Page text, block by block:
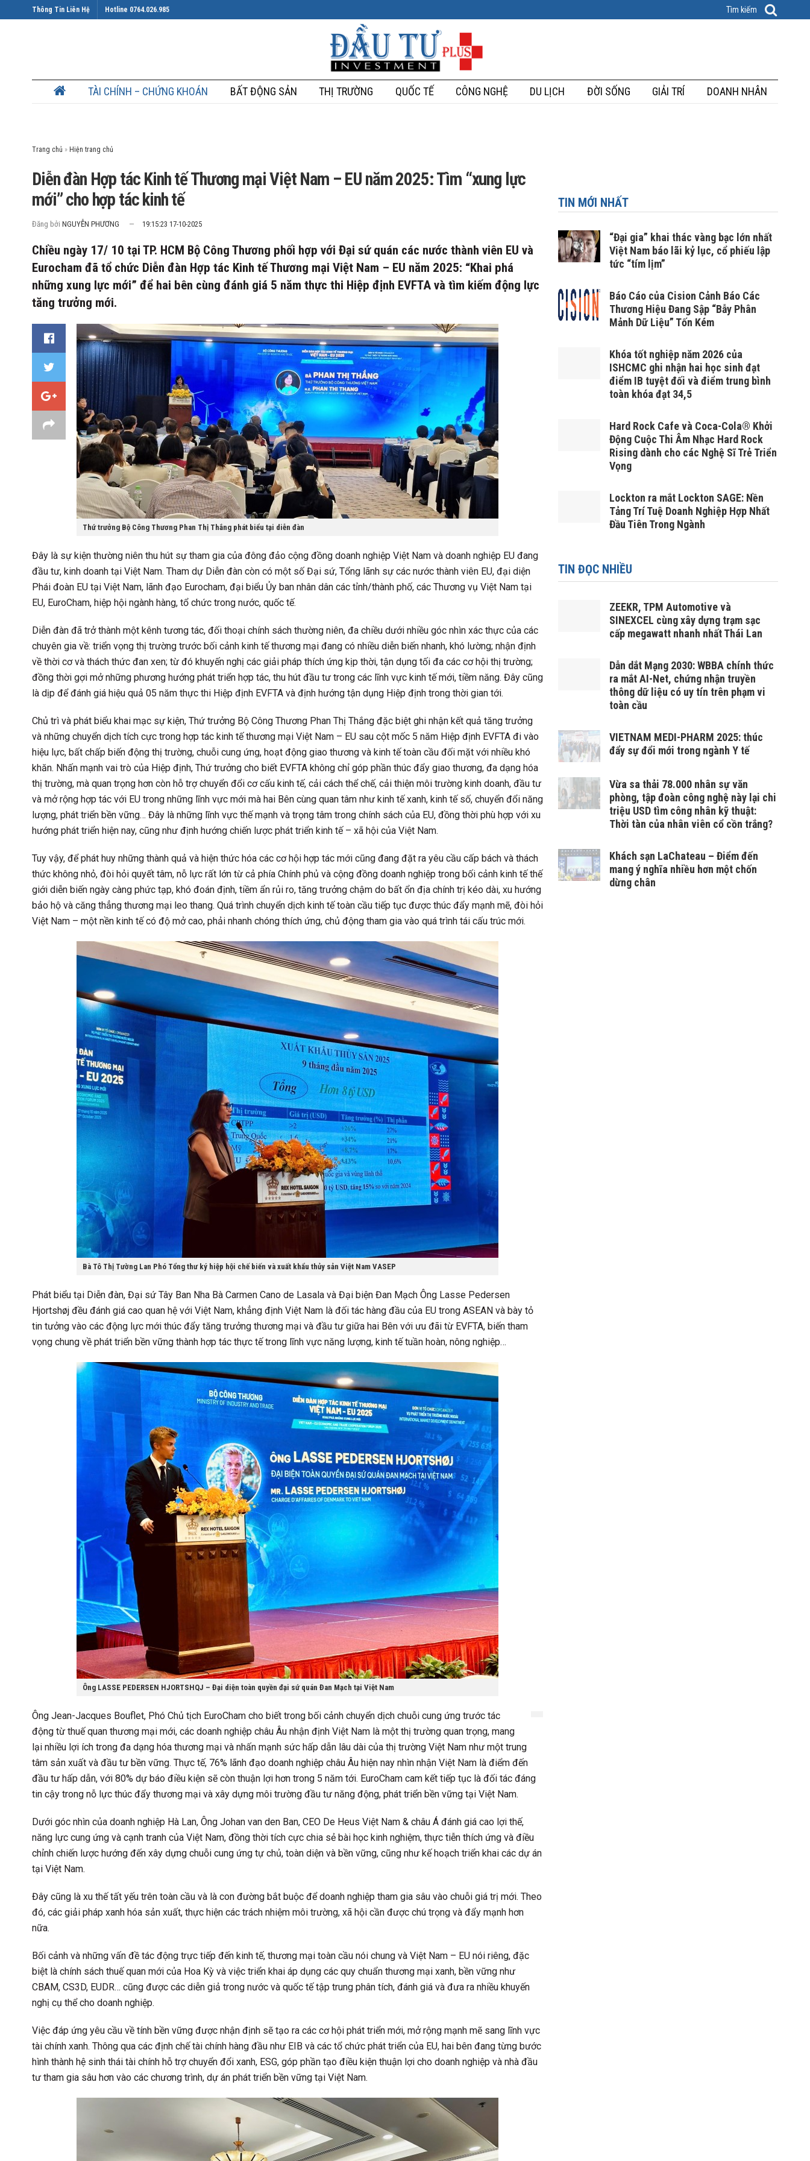
Thông Tin Liên Hệ Hotline 0764.026.985
TÀI CHÍNH – CHỨNG KHOÁN BẤT ĐỘNG SẢN THỊ TRƯỜNG QUỐC TẾ CÔNG NGHỆ DU LỊCH ĐỜI SỐNG GIẢI TRÍ DOANH NHÂN
Trang chủ »
Diễn đàn Hợp tác Kinh tế Thương mại Việt Nam – EU năm 2025: Tìm “xung lực
mới” cho hợp tác kinh tế
Đăng bởi NGUYỄN PHƯƠNG 19:15:23 17-10-2025
Chiều ngày 17/ 10 tại TP. HCM Bộ Công Thương phối hợp với Đại sứ quán các nước thành viên EU và
Eurocham đã tổ chức Diễn đàn Hợp tác Kinh tế Thương mại Việt Nam – EU năm 2025: “Khai phá
những xung lực mới” để hai bên cùng đánh giá 5 năm thực thi Hiệp định EVFTA và tìm kiếm động lực
tăng trưởng mới.
Thứ trưởng Bộ Công Thương Phan Thị Thắng phát biểu tại diễn đàn
Đây là sự kiện thường niên thu hút sự tham gia của đông đảo cộng đồng doanh nghiệp Việt Nam và doanh nghiệp EU đang
đầu tư, kinh doanh tại Việt Nam. Tham dự Diễn đàn còn có một số Đại sứ, Tổng lãnh sự các nước thành viên EU, đại diện
Phái đoàn EU tại Việt Nam, lãnh đạo Eurocham, đại biểu Ủy ban nhân dân các tỉnh/thành phố, các Thương vụ Việt Nam tại
EU, EuroCham, hiệp hội ngành hàng, tổ chức trong nước, quốc tế.
Diễn đàn đã trở thành một kênh tương tác, đối thoại chính sách thường niên, đa chiều dưới nhiều góc nhìn xác thực của các
chuyên gia về: triển vọng thị trường trước bối cảnh kinh tế thương mại đang có nhiều diễn biến nhanh, khó lường; nhận định
về thời cơ và thách thức đan xen; từ đó khuyến nghị các giải pháp thích ứng kịp thời, tận dụng tối đa các cơ hội thị trường;
đồng thời gợi mở những phương hướng phát triển hợp tác, thu hút đầu tư trong các lĩnh vực kinh tế mới, tiềm năng. Đây cũng
là dịp để đánh giá hiệu quả 05 năm thực thi Hiệp định EVFTA và định hướng tận dụng Hiệp định trong thời gian tới.
Chủ trì và phát biểu khai mạc sự kiện, Thứ trưởng Bộ Công Thương Phan Thị Thắng đặc biệt ghi nhận kết quả tăng trưởng
và những chuyển dịch tích cực trong hợp tác kinh tế thương mại Việt Nam – EU sau cột mốc 5 năm Hiệp định EVFTA đi vào
hiệu lực, bất chấp biến động thị trường, chuỗi cung ứng, hoạt động giao thương và kinh tế toàn cầu đối mặt với nhiều khó
khăn. Nhấn mạnh vai trò của Hiệp định, Thứ trưởng cho biết EVFTA không chỉ góp phần thúc đẩy giao thương, đa dạng hóa
thị trường, mà quan trọng hơn còn hỗ trợ chuyển đổi cơ cấu kinh tế, cải cách thể chế, cải thiện môi trường kinh doanh, đầu tư
và mở rộng hợp tác với EU trong những lĩnh vực mới mà hai Bên cùng quan tâm như kinh tế xanh, kinh tế số, chuyển đổi năng
lượng, phát triển bền vững… Đây là những lĩnh vực thế mạnh và trọng tâm trong chính sách của EU, đồng thời phù hợp với xu
hướng phát triển hiện nay, cũng như định hướng chiến lược phát triển kinh tế – xã hội của Việt Nam.
Tuy vậy, để phát huy những thành quả và hiện thức hóa các cơ hội hợp tác mới cũng đang đặt ra yêu cầu cấp bách và thách
thức không nhỏ, đòi hỏi quyết tâm, nỗ lực rất lớn từ cả phía Chính phủ và cộng đồng doanh nghiệp trong bối cảnh kinh tế thế
giới diễn biến ngày càng phức tạp, khó đoán định, tiềm ẩn rủi ro, tăng trưởng chậm do bất ổn địa chính trị kéo dài, xu hướng
bảo hộ và căng thẳng thương mại leo thang. Quá trình chuyển dịch kinh tế toàn cầu tiếp tục được thúc đẩy mạnh mẽ, đòi hỏi
Việt Nam – một nền kinh tế có độ mở cao, phải nhanh chóng thích ứng, chủ động tham gia vào quá trình tái cấu trúc mới.
Bà Tô Thị Tường Lan Phó Tổng thư ký hiệp hội chế biến và xuất khẩu thủy sản Việt Nam VASEP
Phát biểu tại Diễn đàn, Đại sứ Tây Ban Nha Bà Carmen Cano de Lasala và Đại biện Đan Mạch Ông Lasse Pedersen
Hjortshøj đều đánh giá cao quan hệ với Việt Nam, khẳng định Việt Nam là đối tác hàng đầu của EU trong ASEAN và bày tỏ
tin tưởng vào các động lực mới thúc đẩy tăng trưởng thương mại và đầu tư giữa hai Bên với ưu đãi từ EVFTA, biến tham
vọng chung về phát triển bền vững thành hợp tác thực tế trong lĩnh vực năng lượng, kinh tế tuần hoàn, nông nghiệp…
Ông LASSE PEDERSEN HJORTSHQJ – Đại diện toàn quyền đại sứ quán Đan Mạch tại Việt Nam
Ông Jean-Jacques Bouflet, Phó Chủ tịch EuroCham cho biết trong bối cảnh chuyển dịch chuỗi cung ứng trước tác
động từ thuế quan thương mại mới, các doanh nghiệp châu Âu nhận định Việt Nam là một thị trường quan trọng, mang
lại nhiều lợi ích trong đa dạng hóa thương mại và nhấn mạnh sức hấp dẫn lâu dài của thị trường Việt Nam như một trung
tâm sản xuất và đầu tư bền vững. Thực tế, 76% lãnh đạo doanh nghiệp châu Âu hiện nay nhìn nhận Việt Nam là điểm đến
đầu tư hấp dẫn, với 80% dự báo điều kiện sẽ còn thuận lợi hơn trong 5 năm tới. EuroCham cam kết tiếp tục là đối tác đáng
tin cậy trong nỗ lực thúc đẩy thương mại và xây dựng môi trường đầu tư năng động, phát triển bền vững tại Việt Nam.
Dưới góc nhìn của doanh nghiệp Hà Lan, Ông Johan van den Ban, CEO De Heus Việt Nam & châu Á đánh giá cao lợi thế,
năng lực cung ứng và cạnh tranh của Việt Nam, đồng thời tích cực chia sẻ bài học kinh nghiệm, thực tiễn thích ứng và điều
chỉnh chiến lược hướng đến xây dựng chuỗi cung ứng tự chủ, toàn diện và bền vững, cũng như kế hoạch triển khai các dự án
tại Việt Nam.
Đây cũng là xu thế tất yếu trên toàn cầu và là con đường bắt buộc để doanh nghiệp tham gia sâu vào chuỗi giá trị mới. Theo
đó, các giải pháp xanh hóa sản xuất, thực hiện các trách nhiệm môi trường, xã hội cần được chú trọng và đẩy mạnh hơn
nữa.
Bối cảnh và những vấn đề tác động trực tiếp đến kinh tế, thương mại toàn cầu nói chung và Việt Nam – EU nói riêng, đặc
biệt là chính sách thuế quan mới của Hoa Kỳ và việc triển khai áp dụng các quy chuẩn thương mại xanh, bền vững như
CBAM, CS3D, EUDR… cũng được các diễn giả trong nước và quốc tế tập trung phân tích, đánh giá và đưa ra nhiều khuyến
nghị cụ thể cho doanh nghiệp.
Việc đáp ứng yêu cầu về tính bền vững được nhận định sẽ tạo ra các cơ hội phát triển mới, mở rộng mạnh mẽ sang lĩnh vực
tài chính xanh. Thông qua các định chế tài chính hàng đầu như EIB và các tổ chức phát triển của EU, hai bên đang từng bước
hình thành hệ sinh thái tài chính hỗ trợ chuyển đổi xanh, ESG, góp phần tạo điều kiện thuận lợi cho doanh nghiệp và nhà đầu
tư tham gia sâu hơn vào các chương trình, dự án phát triển bền vững tại Việt Nam.
TIN MỚI NHẤT
“Đại gia” khai thác vàng bạc lớn nhất
Việt Nam báo lãi kỷ lục, cổ phiếu lập
tức “tím lịm”
Báo Cáo của Cision Cảnh Báo Các
Thương Hiệu Đang Sập “Bẫy Phân
Mảnh Dữ Liệu” Tốn Kém
Khóa tốt nghiệp năm 2026 của
ISHCMC ghi nhận hai học sinh đạt
điểm IB tuyệt đối và điểm trung bình
toàn khóa đạt 34,5
Hard Rock Cafe và Coca-Cola® Khởi
Động Cuộc Thi Âm Nhạc Hard Rock
Rising dành cho các Nghệ Sĩ Trẻ Triển
Vọng
Lockton ra mắt Lockton SAGE: Nền
Tảng Trí Tuệ Doanh Nghiệp Hợp Nhất
Đầu Tiên Trong Ngành
TIN ĐỌC NHIỀU
ZEEKR, TPM Automotive và
SINEXCEL cùng xây dựng trạm sạc
cấp megawatt nhanh nhất Thái Lan
Dẫn dắt Mạng 2030: WBBA chính thức
ra mắt AI-Net, chứng nhận truyền
thông dữ liệu có uy tín trên phạm vi
toàn cầu
VIETNAM MEDI-PHARM 2025: thúc
đẩy sự đổi mới trong ngành Y tế
Vừa sa thải 78.000 nhân sự văn
phòng, tập đoàn công nghệ này lại chi
triệu USD tìm công nhân kỹ thuật:
Thời tàn của nhân viên cổ cồn trắng?
Khách sạn LaChateau – Điểm đến
mang ý nghĩa nhiều hơn một chốn
dừng chân